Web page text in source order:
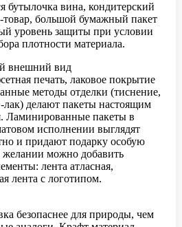
бутылочка вина, кондитерский
товар, большой бумажный пакет
уровень защиты при условии
плотности материала.
внешний вид
печать, лаковое покрытие
методы отделки (тиснение,
делают пакеты настоящим
Ламинированные пакеты в
исполнении выглядят
и придают подарку особую
желании можно добавить
лента атласная,
лента с логотипом.
безопаснее для природы, чем